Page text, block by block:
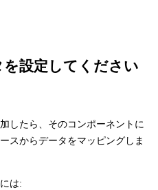
設定してください
したら、そのコンポーネントに
スからデータをマッピングしま
は: